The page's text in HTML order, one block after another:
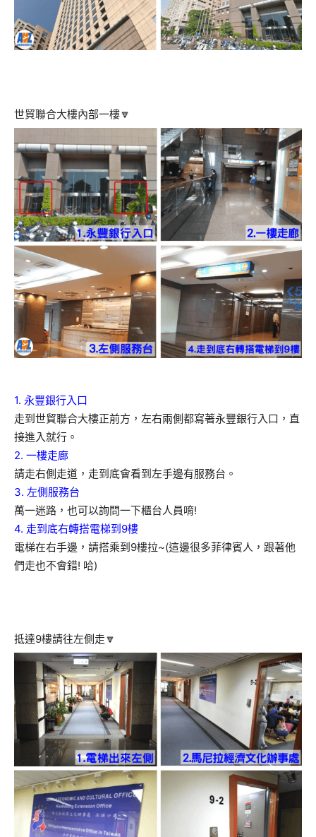
世貿聯合大樓內部一樓🔽
1. 永豐銀行入口
走到世貿聯合大樓正前方，左右兩側都寫著永豐銀行入口，直
接進入就行。
2. 一樓走廊
請走右側走道，走到底會看到左手邊有服務台。
3. 左側服務台
萬一迷路，也可以詢問一下櫃台人員唷!
4. 走到底右轉搭電梯到9樓
電梯在右手邊，請搭乘到9樓拉~(這邊很多菲律賓人，跟著他
們走也不會錯! 哈)
抵達9樓請往左側走🔽